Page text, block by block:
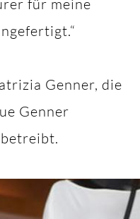
für meine
Genner, die
Genner